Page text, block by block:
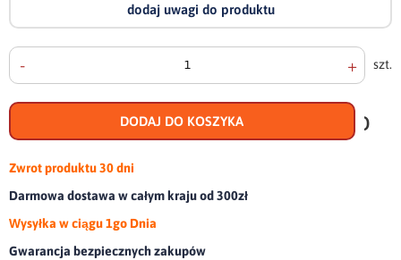
dodaj uwagi do produktu
- + szt.
DODAJ DO KOSZYKA
do
Zwrot produktu30 dni
Darmowa dostawa w całym kraju od 300zł
Wysyłka w ciągu 1go Dnia
Gwarancja bezpiecznych zakupów